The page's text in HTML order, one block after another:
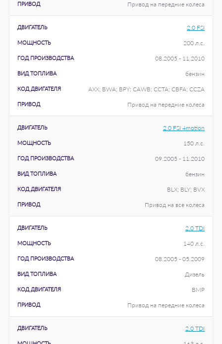
ПРИВОД Привод на передние колеса
ДВИГАТЕЛЬ 2.0 FSI
МОЩНОСТЬ 200 л.с.
ГОД ПРОИЗВОДСТВА 08.2005 - 11.2010
ВИД ТОПЛИВА бензин
КОД ДВИГАТЕЛЯ AXX; BWA; BPY; CAWB; CCTA; CBFA; CCZA
ПРИВОД Привод на передние колеса
ДВИГАТЕЛЬ 2.0 FSI 4motion
МОЩНОСТЬ 150 л.с.
ГОД ПРОИЗВОДСТВА 09.2005 - 11.2010
ВИД ТОПЛИВА бензин
КОД ДВИГАТЕЛЯ BLX; BLY; BVX
ПРИВОД Привод на все колеса
ДВИГАТЕЛЬ 2.0 TDI
МОЩНОСТЬ 140 л.с.
ГОД ПРОИЗВОДСТВА 08.2005 - 05.2009
ВИД ТОПЛИВА Дизель
КОД ДВИГАТЕЛЯ BMP
ПРИВОД Привод на передние колеса
ДВИГАТЕЛЬ 2.0 TDI